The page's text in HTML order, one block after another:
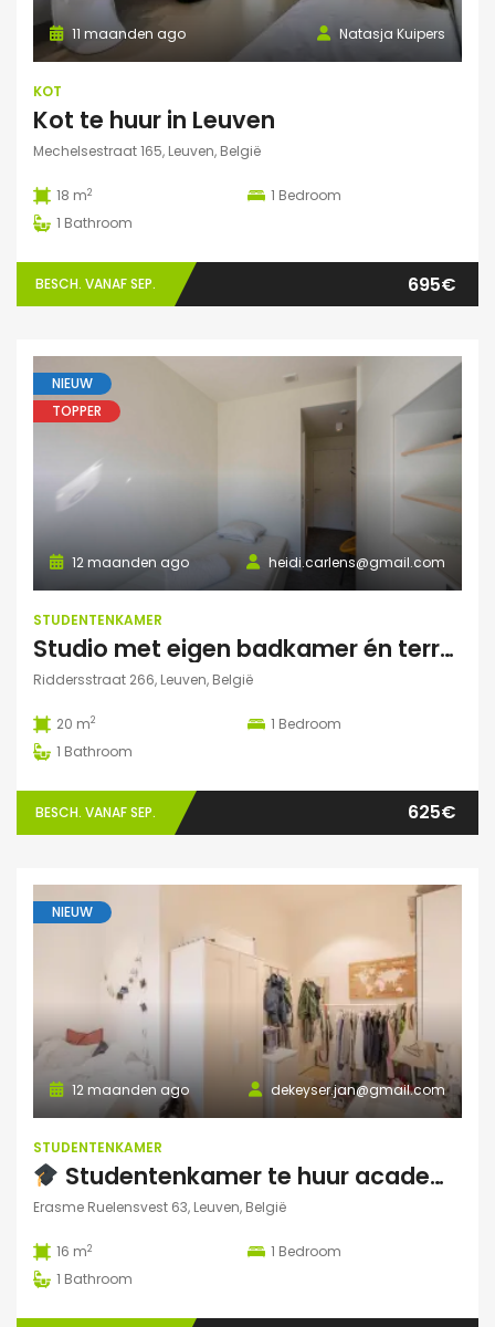
Natasja Kuipers
11 maanden ago
KOT
Kot te huur in Leuven
Mechelsestraat 165, Leuven, België
18 m2 1 Bedroom
1 Bathroom
BESCH. VANAF SEP. 695€
NIEUW
TOPPER
heidi.carlens@gmail.com
12 maanden ago
STUDENTENKAMER
Studio met eigen badkamer én terrasje
Riddersstraat 266, Leuven, België
20 m2 1 Bedroom
1 Bathroom
BESCH. VANAF SEP. 625€
NIEUW
dekeyser.jan@gmail.com
12 maanden ago
STUDENTENKAMER
Studentenkamer te huur academiejaar 2025-2026 – Ruelensvest 63, Leuven (Naamsepoort)
Erasme Ruelensvest 63, Leuven, België
16 m2 1 Bedroom
1 Bathroom